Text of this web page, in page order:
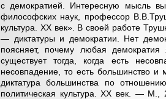
с демократией. Интересную мысль
философских наук, профессор
культура. XX век». В своей работе
— диктатуры и демократии. Нет
поясняет, почему любая
существует тогда, когда есть
несовпадение, то есть большинство
диктатура большинства по
политическая культура. XX век. —